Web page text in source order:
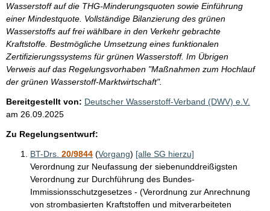
Wasserstoff auf die THG-Minderungsquoten sowie Einführung
einer Mindestquote. Vollständige Bilanzierung des grünen
Wasserstoffs auf frei wählbare in den Verkehr gebrachte
Kraftstoffe. Bestmögliche Umsetzung eines funktionalen
Zertifizierungssystems für grünen Wasserstoff. Im Übrigen
Verweis auf das Regelungsvorhaben "Maßnahmen zum Hochlauf
der grünen Wasserstoff-Marktwirtschaft".
Bereitgestellt von: Deutscher Wasserstoff-Verband (DWV) e.V.
am 26.09.2025
Zu Regelungsentwurf:
BT-Drs. 20/9844 (Vorgang) [alle SG hierzu]
Verordnung zur Neufassung der siebenunddreißigsten
Verordnung zur Durchführung des Bundes-
Immissionsschutzgesetzes - (Verordnung zur Anrechnung
von strombasierten Kraftstoffen und mitverarbeiteten